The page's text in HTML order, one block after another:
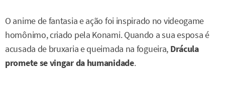
O anime de fantasia e ação foi inspirado no videogame
homônimo, criado pela Konami. Quando a sua esposa é
acusada de bruxaria e queimada na fogueira, Drácula
promete se vingar da humanidade.